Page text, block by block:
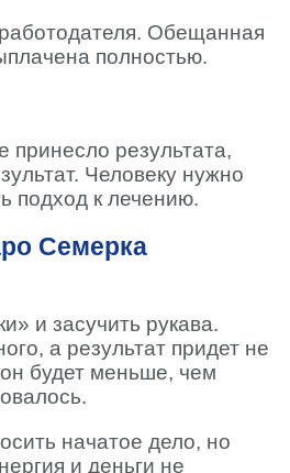
Обещанная
полностью.
принесло результата,
Человеку нужно
подход к лечению.
Семерка
и засучить рукава.
а результат придет не
будет меньше, чем
начатое дело, но
и деньги не